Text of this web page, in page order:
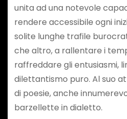
unita ad una notevole
rendere accessibile ogni
solite lunghe trafile
che altro, a rallentare i
raffreddare gli entusiasmi,
dilettantismo puro. Al suo
di poesie, anche
barzellette in dialetto.